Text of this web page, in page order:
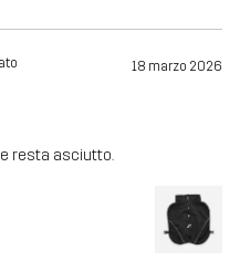
18 marzo 2026
resta asciutto.